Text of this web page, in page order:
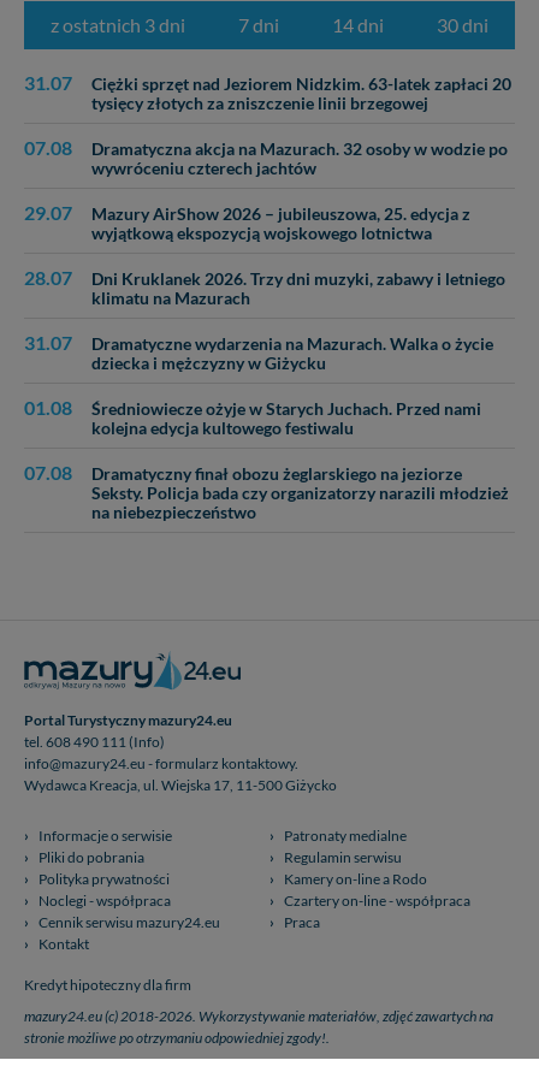
z ostatnich 3 dni 7 dni 14 dni 30 dni
31.07
Ciężki sprzęt nad Jeziorem Nidzkim. 63-latek zapłaci 20
tysięcy złotych za zniszczenie linii brzegowej
07.08
Dramatyczna akcja na Mazurach. 32 osoby w wodzie po
wywróceniu czterech jachtów
29.07
Mazury AirShow 2026 – jubileuszowa, 25. edycja z
wyjątkową ekspozycją wojskowego lotnictwa
28.07
Dni Kruklanek 2026. Trzy dni muzyki, zabawy i letniego
klimatu na Mazurach
31.07
Dramatyczne wydarzenia na Mazurach. Walka o życie
dziecka i mężczyzny w Giżycku
01.08
Średniowiecze ożyje w Starych Juchach. Przed nami
kolejna edycja kultowego festiwalu
07.08
Dramatyczny finał obozu żeglarskiego na jeziorze
Seksty. Policja bada czy organizatorzy narazili młodzież
na niebezpieczeństwo
Portal Turystyczny mazury24.eu
tel. 608 490 111 (Info)
info@mazury24.eu - formularz kontaktowy.
Wydawca Kreacja, ul. Wiejska 17, 11-500 Giżycko
Informacje o serwisie
Patronaty medialne
Pliki do pobrania
Regulamin serwisu
Polityka prywatności
Kamery on-line a Rodo
Noclegi - współpraca
Czartery on-line - współpraca
Cennik serwisu mazury24.eu
Praca
Kontakt
Kredyt hipoteczny dla firm
mazury24.eu (c) 2018-2026. Wykorzystywanie materiałów, zdjęć zawartych na
stronie możliwe po otrzymaniu odpowiedniej zgody!.
W każdej chwili możesz: zażądać dostępu do swoich
danych, zażądać ich poprawienia lub usunięcia,
zabronić ich przetwarzania. Pamiętaj jednak, że nie
zawsze jest możliwe techniczne zrealizowanie Twoich
cookies. Twoja przeglądarka umożliwia Ci skasowanie
tych plików - w pewnych przypadkach nie możemy tego
Dziękujemy, i życzmy miłego odkrywania Mazur na